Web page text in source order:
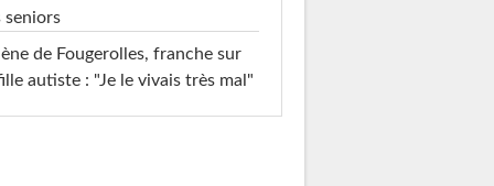
seniors
de Fougerolles, franche sur
autiste : "Je le vivais très mal"